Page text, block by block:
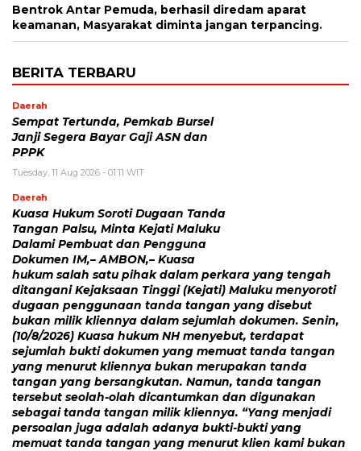
Bentrok Antar Pemuda, berhasil diredam aparat
keamanan, Masyarakat diminta jangan terpancing.
BERITA TERBARU
Daerah
Sempat Tertunda, Pemkab Bursel
Janji Segera Bayar Gaji ASN dan
PPPK
Tuesday, 11 Aug 2026 - 01:11 WIT
Daerah
Kuasa Hukum Soroti Dugaan Tanda
Tangan Palsu, Minta Kejati Maluku
Dalami Pembuat dan Pengguna
Dokumen IM,– AMBON,– Kuasa
hukum salah satu pihak dalam perkara yang tengah
ditangani Kejaksaan Tinggi (Kejati) Maluku menyoroti
dugaan penggunaan tanda tangan yang disebut
bukan milik kliennya dalam sejumlah dokumen. Senin,
(10/8/2026) Kuasa hukum NH menyebut, terdapat
sejumlah bukti dokumen yang memuat tanda tangan
yang menurut kliennya bukan merupakan tanda
tangan yang bersangkutan. Namun, tanda tangan
tersebut seolah-olah dicantumkan dan digunakan
sebagai tanda tangan milik kliennya. “Yang menjadi
persoalan juga adalah adanya bukti-bukti yang
memuat tanda tangan yang menurut klien kami bukan